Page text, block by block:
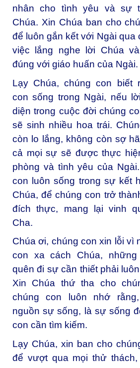
nhân cho tình yêu và sự
Chúa. Xin Chúa ban cho
để luôn gắn kết với Ngài qua
việc lắng nghe lời Chúa
đúng với giáo huấn của Ngài.
Lạy Chúa, chúng con biết
con sống trong Ngài, nếu
diện trong cuộc đời chúng
sẽ sinh nhiều hoa trái.
còn lo lắng, không còn sợ
cả mọi sự sẽ được thực
phòng và tình yêu của
con luôn sống trong sự kết
Chúa, để chúng con trở
đích thực, mang lại vinh
Cha.
Chúa ơi, chúng con xin lỗi vì
con xa cách Chúa,
quên đi sự cần thiết phải
Xin Chúa thứ tha cho
chúng con luôn nhớ
nguồn sự sống, là sự sống
con cần tìm kiếm.
Lạy Chúa, xin ban cho
để vượt qua mọi thử